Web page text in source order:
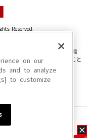
Reserved.
動画・音声等を、手段や形態
転載、ファイル化などすること
場合があります。
合があります。
on our
and to analyze
to customize